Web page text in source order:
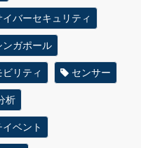
イバーセキュリティ
ンガポール
リティ センサー
析
イベント